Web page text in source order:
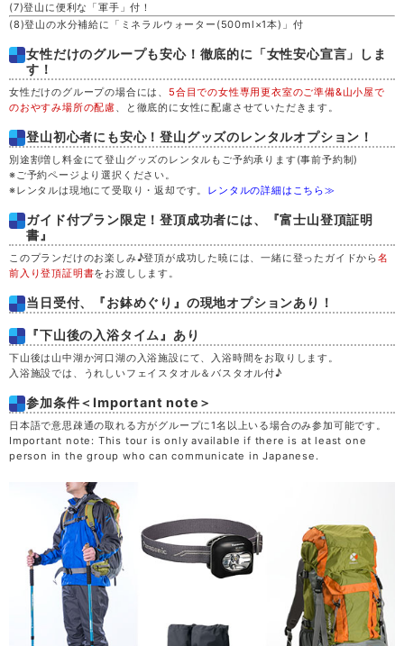
(7)登山に便利な「軍手」付！
(8)登山の水分補給に「ミネラルウォーター(500ml×1本)」付
女性だけのグループも安心！徹底的に「女性安心宣言」しま
す！
女性だけのグループの場合には、 5合目での女性専用更衣室のご準備&山小屋で
のおやすみ場所の配慮、と徹底的に女性に配慮させていただきます。
登山初心者にも安心！登山グッズのレンタルオプション！
別途割増し料金にて登山グッズのレンタルもご予約承ります(事前予約制)
※ご予約ページより選択ください。
※レンタルは現地にて受取り・返却です。 レンタルの詳細はこちら≫
ガイド付プラン限定！登頂成功者には、『富士山登頂証明
書』
このプランだけのお楽しみ♪登頂が成功した暁には、一緒に登ったガイドから名
前入り登頂証明書をお渡しします。
当日受付、『お鉢めぐり』の現地オプションあり！
『下山後の入浴タイム』あり
下山後は山中湖か河口湖の入浴施設にて、入浴時間をお取りします。
入浴施設では、うれしいフェイスタオル＆バスタオル付♪
参加条件＜Important note＞
日本語で意思疎通の取れる方がグループに1名以上いる場合のみ参加可能です。
Important note: This tour is only available if there is at least one
person in the group who can communicate in Japanese.